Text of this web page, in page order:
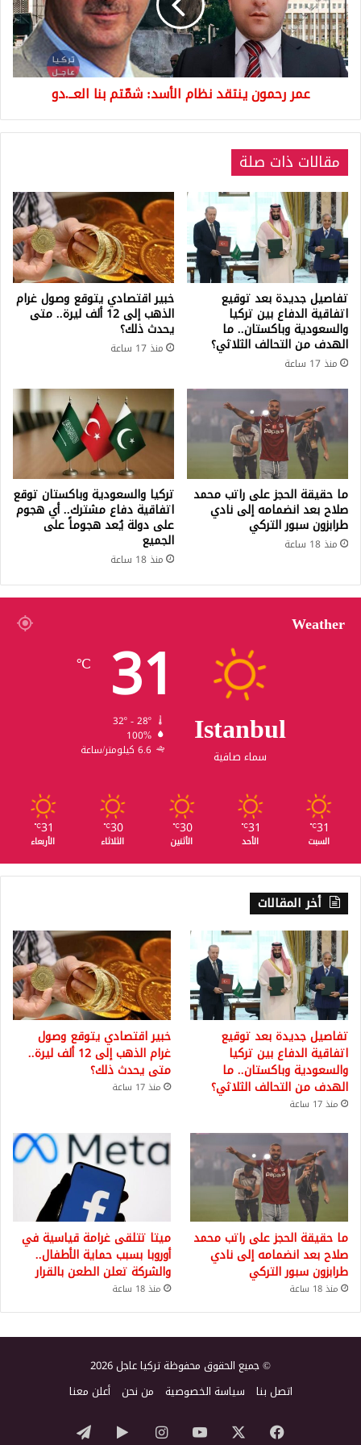
الأسد:
شمّتم
بنا
العــ.دو
عمر رحمون ينتقد نظام الأسد: شمّتم بنا العــ.دو
مقالات ذات صلة
تفاصيل جديدة بعد توقيع
اتفاقية الدفاع بين تركيا
والسعودية وباكستان.. ما
الهدف من التحالف الثلاثي؟
منذ 17 ساعة
خبير اقتصادي يتوقع وصول غرام
الذهب إلى 12 ألف ليرة.. متى
يحدث ذلك؟
منذ 17 ساعة
ما حقيقة الحجز على راتب محمد
صلاح بعد انضمامه إلى نادي
طرابزون سبور التركي
منذ 18 ساعة
تركيا والسعودية وباكستان توقع
اتفاقية دفاع مشترك.. أي هجوم
على دولة يُعد هجوماً على
الجميع
منذ 18 ساعة
Weather
Istanbul
سماء صافية
31
℃
32º - 28º
100%
6.6 كيلومتر/ساعة
31
℃
السبت
31
℃
الأحد
30
℃
الأثنين
30
℃
الثلاثاء
31
℃
الأربعاء
أخر المقالات
تفاصيل جديدة بعد توقيع
اتفاقية الدفاع بين تركيا
والسعودية وباكستان.. ما
الهدف من التحالف الثلاثي؟
منذ 17 ساعة
خبير اقتصادي يتوقع وصول
غرام الذهب إلى 12 ألف ليرة..
متى يحدث ذلك؟
منذ 17 ساعة
ما حقيقة الحجز على راتب محمد
صلاح بعد انضمامه إلى نادي
طرابزون سبور التركي
منذ 18 ساعة
ميتا تتلقى غرامة قياسية في
أوروبا بسبب حماية الأطفال..
والشركة تعلن الطعن بالقرار
منذ 18 ساعة
© جميع الحقوق محفوظة تركيا عاجل 2026
اتصل بنا سياسة الخصوصية من نحن أعلن معنا
فيسبوك ‫YouTubeانستقرام‏Googleتيلقرام